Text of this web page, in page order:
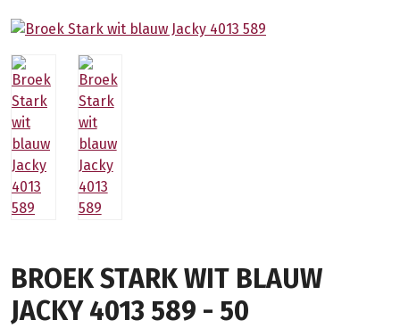
BROEK STARK WIT BLAUW
JACKY 4013 589 - 50